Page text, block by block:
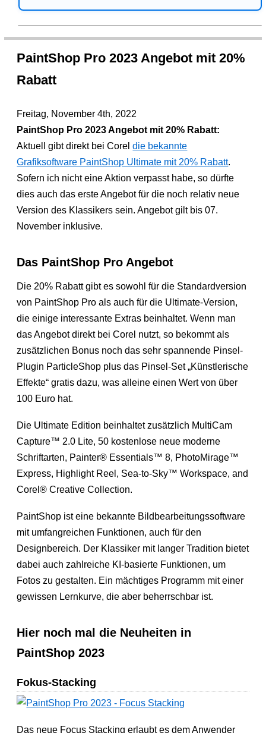
PaintShop Pro 2023 Angebot mit 20%
Rabatt
Freitag, November 4th, 2022
PaintShop Pro 2023 Angebot mit 20% Rabatt:
Aktuell gibt direkt bei Coreldie bekannte
Grafiksoftware PaintShop Ultimate mit 20% Rabatt.
Sofern ich nicht eine Aktion verpasst habe, so dürfte
dies auch das erste Angebot für die noch relativ neue
Version des Klassikers sein. Angebot gilt bis 07.
November inklusive.
Das PaintShop Pro Angebot
Die 20% Rabatt gibt es sowohl für die Standardversion
von PaintShop Pro als auch für die Ultimate-Version,
die einige interessante Extras beinhaltet. Wenn man
das Angebot direkt bei Corel nutzt, so bekommt als
zusätzlichen Bonus noch das sehr spannende Pinsel-
Plugin ParticleShop plus das Pinsel-Set „Künstlerische
Effekte“ gratis dazu, was alleine einen Wert von über
100 Euro hat.
Die Ultimate Edition beinhaltet zusätzlich MultiCam
Capture™ 2.0 Lite, 50 kostenlose neue moderne
Schriftarten, Painter® Essentials™ 8, PhotoMirage™
Express, Highlight Reel, Sea-to-Sky™ Workspace, and
Corel® Creative Collection.
PaintShop ist eine bekannte Bildbearbeitungssoftware
mit umfangreichen Funktionen, auch für den
Designbereich. Der Klassiker mit langer Tradition bietet
dabei auch zahlreiche KI-basierte Funktionen, um
Fotos zu gestalten. Ein mächtiges Programm mit einer
gewissen Lernkurve, die aber beherrschbar ist.
Hier noch mal die Neuheiten in
PaintShop 2023
Fokus-Stacking
Das neue Focus Stacking erlaubt es dem Anwender